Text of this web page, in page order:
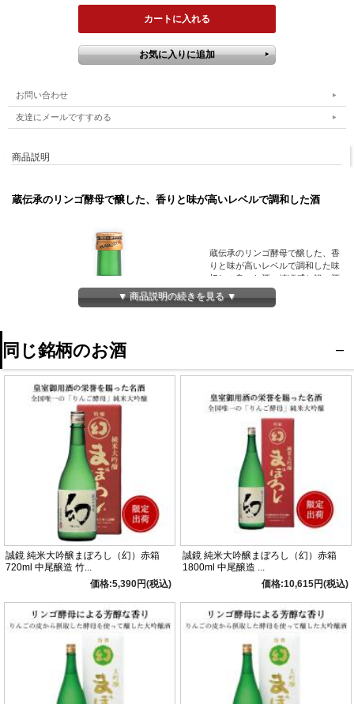
お問い合わせ
友達にメールですすめる
商品説明
蔵伝承のリンゴ酵母で醸した、香りと味が高いレベルで調和した酒
蔵伝承のリンゴ酵母で醸した、香
りと味が高いレベルで調和した味
切れの良いお酒。値頃感と軽い酒
質を実現するためにアルコール度
が幻白箱より少し低くなっていま
箱」の弟分として誕生しました。
に輝いたときのお酒を今に再現し
品種を山田錦から広島産八反錦と
し、それに合わせて精米歩合、仕
込方法などを見直した高いレベル
で香味が調和した当蔵吟醸酒の標準的存在といえます。
【このお酒の酒質】
58％
アルコール分
16度
+5.0
1.3
原料米
八反錦・新千本
酵母
【のみごろ温度】
◎
◎
あつ燗
ください）
●日本酒度とは？：＋傾向 なら 辛 / －傾向 なら 甘
●酸度とは？：数値が大 なら 濃醇 / 数値が小 なら 淡麗
▼ 商品説明の続きを見る ▼
同じ銘柄のお酒
誠鏡 純米大吟醸まぼろし（幻）赤箱
720ml 中尾醸造 竹...
価格:5,390円(税込)
誠鏡 純米大吟醸まぼろし（幻）赤箱
1800ml 中尾醸造 ...
価格:10,615円(税込)